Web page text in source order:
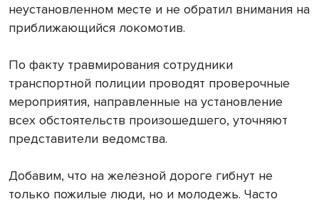
неустановленном месте и не обратил внимания на
приближающийся локомотив.
По факту травмирования сотрудники
транспортной полиции проводят проверочные
мероприятия, направленные на установление
всех обстоятельств произошедшего, уточняют
представители ведомства.
Добавим, что на железной дороге гибнут не
только пожилые люди, но и молодежь. Часто